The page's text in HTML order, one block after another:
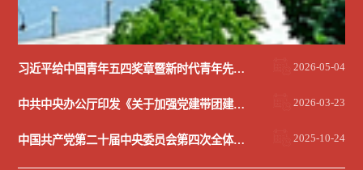
习近平给中国青年五四奖章暨新时代青年先锋奖获奖者代表的回信 2026-05-04
中共中央办公厅印发《关于加强党建带团建工作的意见》 2026-03-23
中国共产党第二十届中央委员会第四次全体会议公报 2025-10-24